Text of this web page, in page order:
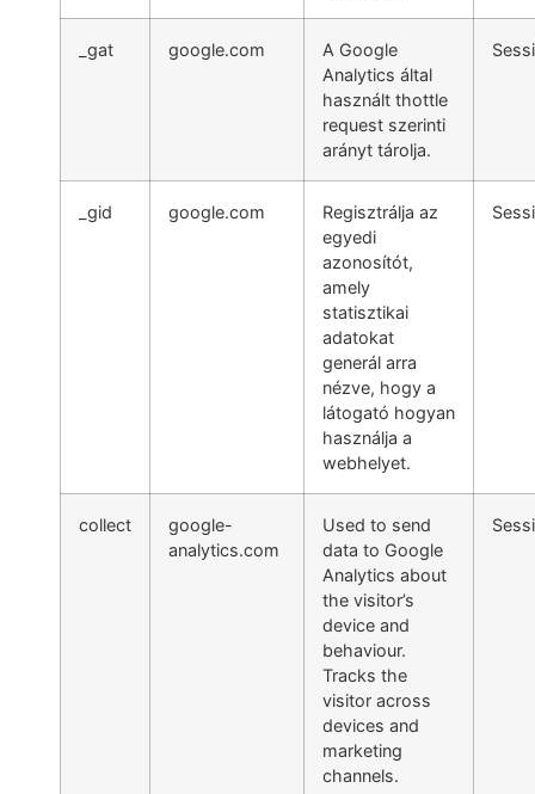
_gat google.com
A Google
Analytics által
használt thottle
request szerinti
arányt tárolja.
_gid google.com
Regisztrálja az
egyedi
azonosítót,
amely
statisztikai
adatokat
generál arra
nézve, hogy a
látogató hogyan
használja a
webhelyet.
collect
google-
analytics.com
Used to send
data to Google
Analytics about
the visitor’s
device and
behaviour.
Tracks the
visitor across
devices and
marketing
channels.